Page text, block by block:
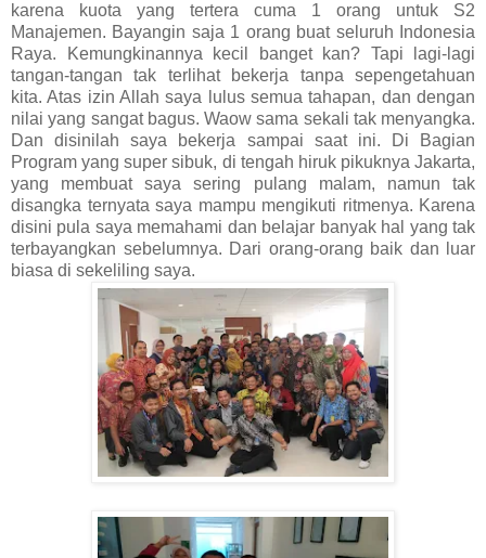
karena kuota yang tertera cuma 1 orang untuk S2
Manajemen. Bayangin saja 1 orang buat seluruh Indonesia
Raya. Kemungkinannya kecil banget kan? Tapi lagi-lagi
tangan-tangan tak terlihat bekerja tanpa sepengetahuan
kita. Atas izin Allah saya lulus semua tahapan, dan dengan
nilai yang sangat bagus. Waow sama sekali tak menyangka.
Dan disinilah saya bekerja sampai saat ini. Di Bagian
Program yang super sibuk, di tengah hiruk pikuknya Jakarta,
yang membuat saya sering pulang malam, namun tak
disangka ternyata saya mampu mengikuti ritmenya. Karena
disini pula saya memahami dan belajar banyak hal yang tak
terbayangkan sebelumnya. Dari orang-orang baik dan luar
biasa di sekeliling saya.